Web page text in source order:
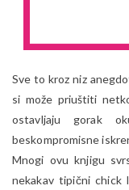
Sve to kroz niz
si može priuštiti
ostavljaju gorak
beskompromisne
Mnogi ovu knjigu
nekakav tipični chick